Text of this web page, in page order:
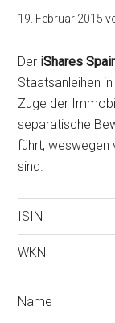
19. Februar 2015
Der iShares
Staatsanleihen
Zuge der
separatische
führt, weswegen
sind.
ISIN
WKN
Name